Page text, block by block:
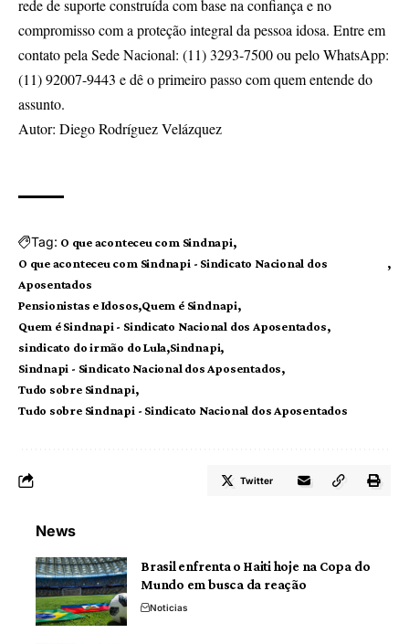
rede de suporte construída com base na confiança e no
compromisso com a proteção integral da pessoa idosa. Entre em
contato pela Sede Nacional: (11) 3293-7500 ou pelo WhatsApp:
(11) 92007-9443 e dê o primeiro passo com quem entende do
assunto.
Autor: Diego Rodríguez Velázquez
Tag: O que aconteceu com Sindnapi
O que aconteceu com Sindnapi - Sindicato Nacional dos
Aposentados
Pensionistas e Idosos Quem é Sindnapi
Quem é Sindnapi - Sindicato Nacional dos Aposentados
sindicato do irmão do Lula Sindnapi
Sindnapi - Sindicato Nacional dos Aposentados
Tudo sobre Sindnapi
Tudo sobre Sindnapi - Sindicato Nacional dos Aposentados
Twitter
News
Brasil enfrenta o Haiti hoje na Copa do
Mundo em busca da reação
Noticias